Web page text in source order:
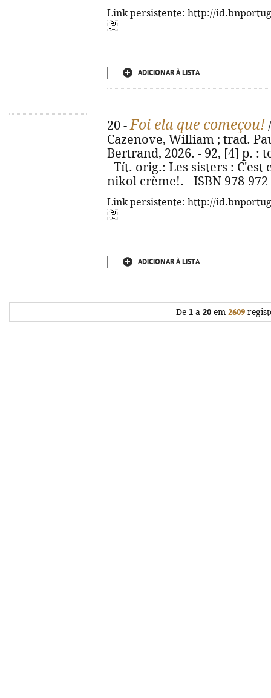
Link persistente: http://
ADICIONAR À LISTA
20 -Foi ela que começou!
Cazenove, William ; trad.
Bertrand, 2026. - 92, [4] p. :
- Tít. orig.: Les sisters : C'est
nikol crème!. - ISBN 978-
Link persistente: http://
ADICIONAR À LISTA
De 1a 20em 2609